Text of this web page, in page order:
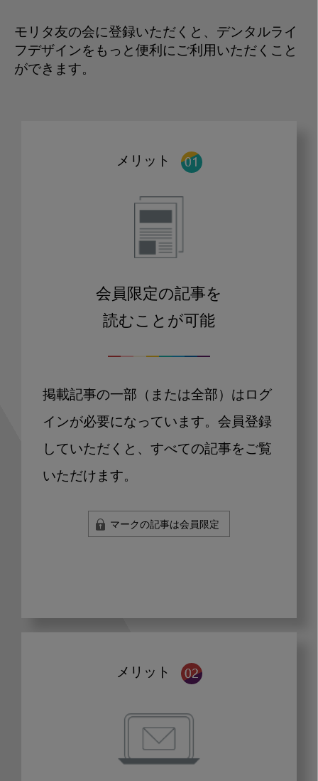
モリタ友の会に登録いただくと、デンタルライ
フデザインをもっと便利にご利用いただくこと
ができます。
メリット
会員限定の記事を
読むことが可能
掲載記事の一部（または全部）はログ
インが必要になっています。会員登録
していただくと、すべての記事をご覧
いただけます。
マークの記事は会員限定
メリット